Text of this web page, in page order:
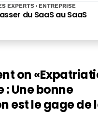
du SaaS au SaaS
EXPERTS ENTREPRISE
on
Une bonne
est le gage de